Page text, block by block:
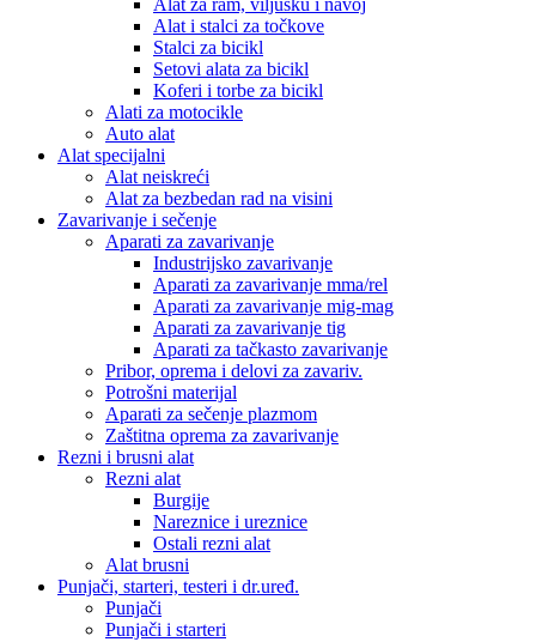
Alat za ram, viljušku i navoj
Alat i stalci za točkove
Stalci za bicikl
Setovi alata za bicikl
Koferi i torbe za bicikl
Alati za motocikle
Auto alat
Alat specijalni
Alat neiskreći
Alat za bezbedan rad na visini
Zavarivanje i sečenje
Aparati za zavarivanje
Industrijsko zavarivanje
Aparati za zavarivanje mma/rel
Aparati za zavarivanje mig-mag
Aparati za zavarivanje tig
Aparati za tačkasto zavarivanje
Pribor, oprema i delovi za zavariv.
Potrošni materijal
Aparati za sečenje plazmom
Zaštitna oprema za zavarivanje
Rezni i brusni alat
Rezni alat
Burgije
Nareznice i ureznice
Ostali rezni alat
Alat brusni
Punjači, starteri, testeri i dr.uređ.
Punjači
Punjači i starteri